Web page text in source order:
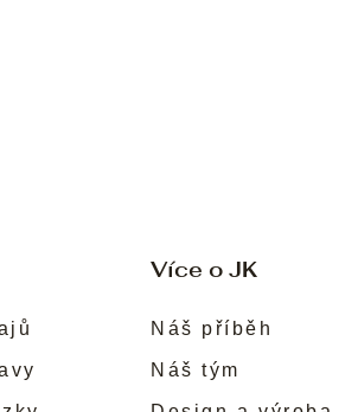
Více o JK
Náš příběh
Náš tým